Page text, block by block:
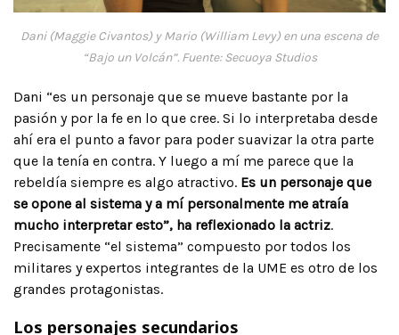
Dani (Maggie Civantos) y Mario (William Levy) en una escena de
“Bajo un Volcán”. Fuente: Secuoya Studios
Dani “es un personaje que se mueve bastante por la
pasión y por la fe en lo que cree. Si lo interpretaba desde
ahí era el punto a favor para poder suavizar la otra parte
que la tenía en contra. Y luego a mí me parece que la
rebeldía siempre es algo atractivo. Es un personaje que
se opone al sistema y a mí personalmente me atraía
mucho interpretar esto”, ha reflexionado la actriz.
Precisamente “el sistema” compuesto por todos los
militares y expertos integrantes de la UME es otro de los
grandes protagonistas.
Los personajes secundarios